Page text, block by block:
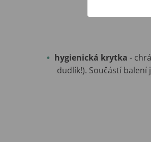
hygienická krytka -
dudlík!). Součástí balení